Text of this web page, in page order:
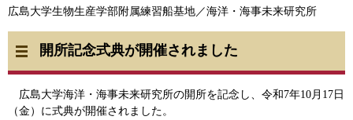
広島大学生物生産学部附属練習船基地／海洋・海事未来研究所
開所記念式典が開催されました
広島大学海洋・海事未来研究所の開所を記念し、令和7年10月17日
（金）に式典が開催されました。